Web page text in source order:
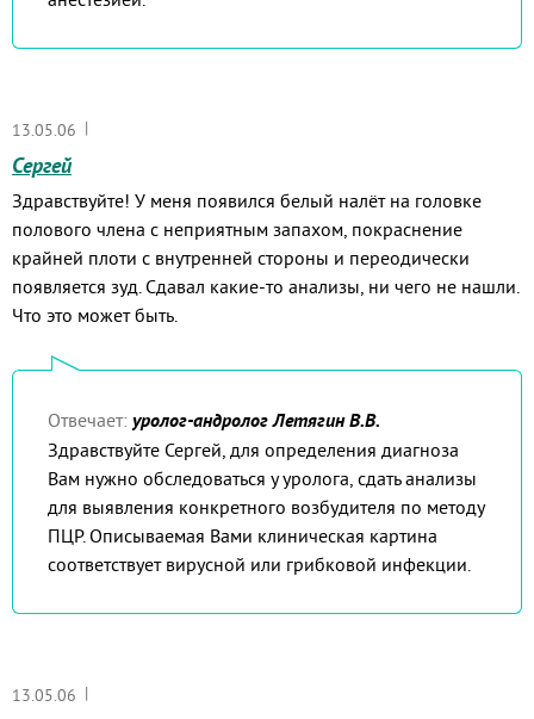
13.05.06 |
Сергей
Здравствуйте! У меня появился белый налёт на головке
полового члена с неприятным запахом, покраснение
крайней плоти с внутренней стороны и переодически
появляется зуд. Сдавал какие-то анализы, ни чего не нашли.
Что это может быть.
Отвечает: уролог-андролог Летягин В.В.
Здравствуйте Сергей, для определения диагноза
Вам нужно обследоваться у уролога, сдать анализы
для выявления конкретного возбудителя по методу
ПЦР. Описываемая Вами клиническая картина
соответствует вирусной или грибковой инфекции.
13.05.06 |